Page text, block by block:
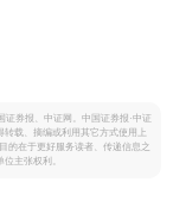
证券报、中证网。中国证券报·中证
载、摘编或利用其它方式使用上
的在于更好服务读者、传递信息之
主张权利。